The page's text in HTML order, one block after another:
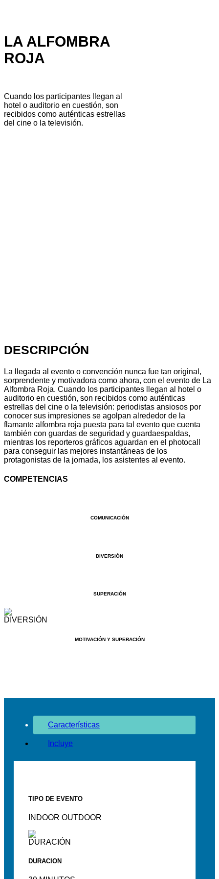
LA ALFOMBRA
ROJA
Cuando los participantes llegan al
hotel o auditorio en cuestión, son
recibidos como auténticas estrellas
del cine o la televisión.
DESCRIPCIÓN
La llegada al evento o convención nunca fue tan original,
sorprendente y motivadora como ahora, con el evento de La
Alfombra Roja. Cuando los participantes llegan al hotel o
auditorio en cuestión, son recibidos como auténticas
estrellas del cine o la televisión: periodistas ansiosos por
conocer sus impresiones se agolpan alrededor de la
flamante alfombra roja puesta para tal evento que cuenta
también con guardas de seguridad y guardaespaldas,
mientras los reporteros gráficos aguardan en el photocall
para conseguir las mejores instantáneas de los
protagonistas de la jornada, los asistentes al evento.
COMPETENCIAS
COMUNICACIÓN
DIVERSIÓN
SUPERACIÓN
MOTIVACIÓN Y SUPERACIÓN
Características
Incluye
TIPO DE EVENTO
INDOOR OUTDOOR
DURACION